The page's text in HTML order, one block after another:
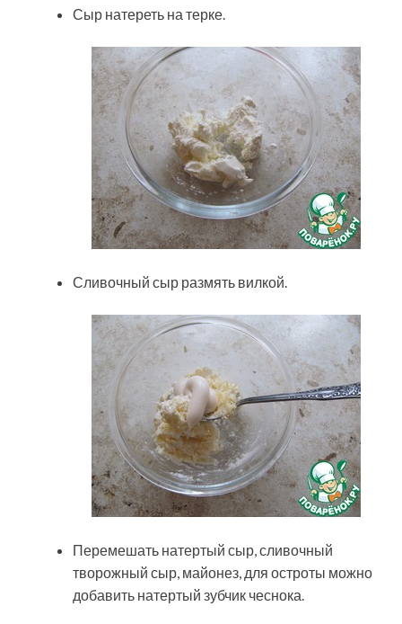
Сыр натереть на терке.
Сливочный сыр размять вилкой.
Перемешать натертый сыр, сливочный
творожный сыр, майонез, для остроты можно
добавить натертый зубчик чеснока.